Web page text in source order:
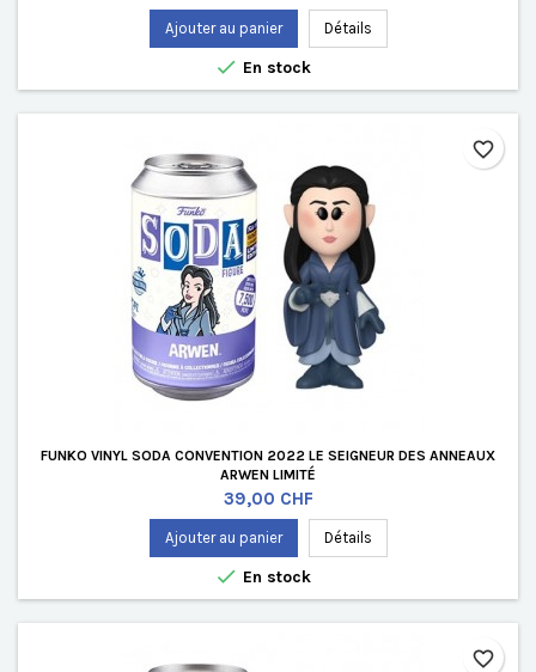
Ajouter au panier Détails
 En stock
FUNKO VINYL SODA CONVENTION 2022 LE SEIGNEUR DES ANNEAUX
ARWEN LIMITÉ
Prix
39,00 CHF
Ajouter au panier Détails
 En stock
favorite_border
favorite_border